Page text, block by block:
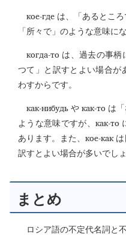
кое-где は、「あるとこ
「所々で」のような意味に
когда-то は、過去の事柄
つて」と訳すとよい場合が
わすからです。
как-нибудь や как-то は
ような意味ですが、 как-то
あります。また、кое-как
訳すとよい場合が多いでしょ
まとめ
ロシア語の不定代名詞と